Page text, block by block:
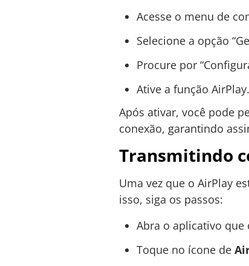
Acesse o menu de
Selecione a opção
Procure por
Ative a função AirPlay.
Após ativar, você pode
conexão, garantindo
Transmitindo
Uma vez que o AirPlay
isso, siga os passos:
Abra o aplicativo que
Toque no ícone de